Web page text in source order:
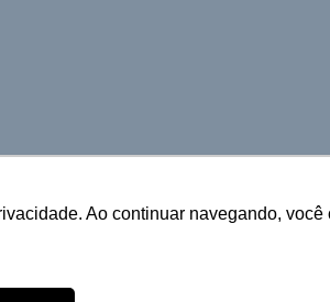
Ao continuar navegando,